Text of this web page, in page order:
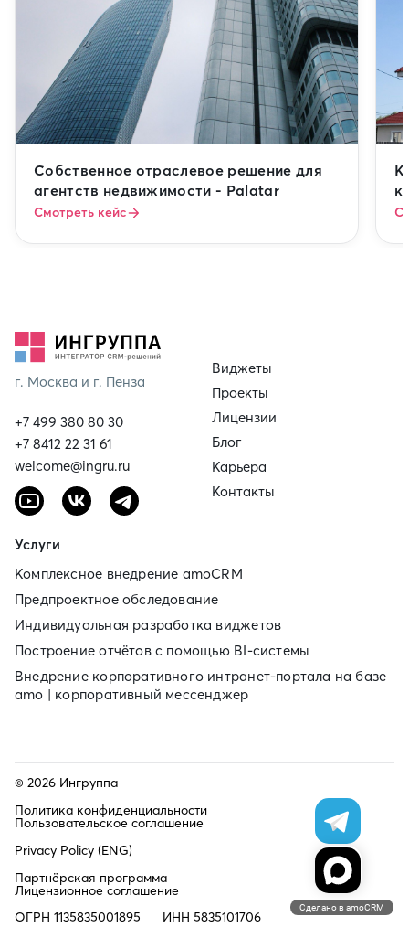
Собственное отраслевое решение для
агентств недвижимости - Palatar
Смотреть кейс
г. Москва и г. Пенза
+7 499 380 80 30
+7 8412 22 31 61
welcome@ingru.ru
Виджеты
Проекты
Лицензии
Блог
Карьера
Контакты
Услуги
Комплексное внедрение amoCRM
Предпроектное обследование
Индивидуальная разработка виджетов
Построение отчётов с помощью BI‑системы
Внедрение корпоративного интранет‑портала на базе
amo | корпоративный мессенджер
© 2026 Ингруппа
Политика конфиденциальности
Пользовательское соглашение
Privacy Policy (ENG)
Партнёрская программа
Лицензионное соглашение
ОГРН 1135835001895
ИНН 5835101706
Сделано в amoCRM